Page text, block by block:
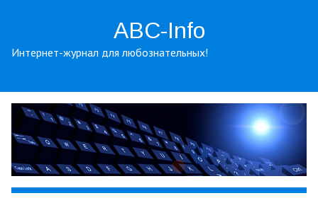
ABC-Info
Интернет-журнал для любознательных!